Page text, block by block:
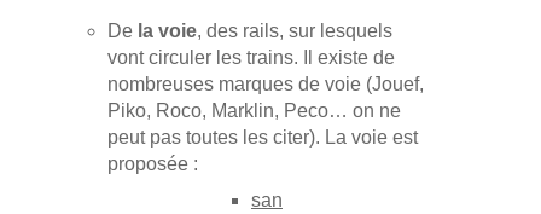
De la voie, des rails, sur lesquels
vont circuler les trains. Il existe de
nombreuses marques de voie (Jouef,
Piko, Roco, Marklin, Peco… on ne
peut pas toutes les citer). La voie est
proposée :
san